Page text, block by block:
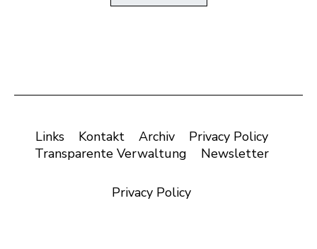
Links Kontakt Archiv
Privacy Policy
Transparente Verwaltung
Newsletter
Privacy Policy